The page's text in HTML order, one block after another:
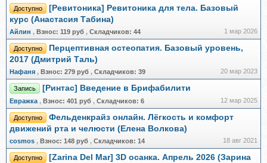
Доступно
[Ревитоника] Ревитоника для тела. Базовый
курс (Анастасия Табина)
Айлин , Взнос: 119 руб , Складчиков: 44 1 мар 2026
Доступно
Перцептивная остеопатия. Базовый уровень,
2017 (Дмитрий Таль)
Нафаня , Взнос: 279 руб , Складчиков: 39 20 мар 2023
Запись [Ринтас] Введение в Брифабилити
Евражкa , Взнос: 401 руб , Складчиков: 6 12 мар 2025
Доступно
Фельденкрайз онлайн. Лёгкость и комфорт
движений рта и челюсти (Елена Волкова)
cosmos , Взнос: 148 руб , Складчиков: 14 18 авг 2021
Доступно [Zarina Del Mar] 3D осанка. Апрель 2026 (Зарина